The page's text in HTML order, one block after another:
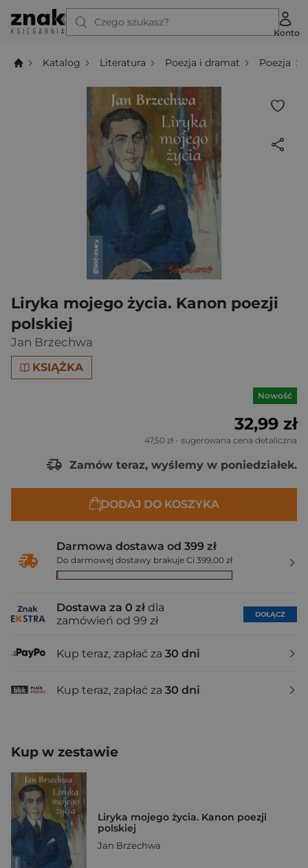
Czego szukasz?
Konto
Katalog Literatura Poezja i dramat Poezja
Liryka mojego życia. Kanon poezji
polskiej
Jan Brzechwa
KSIĄŻKA
Nowość
32,99 zł
47,50 zł - sugerowana cena detaliczna
Zamów teraz, wyślemy w poniedziałek.
DODAJ DO KOSZYKA
Darmowa dostawa od 399 zł
Do darmowej dostawy brakuje Ci 399,00 zł
Dostawa za 0 zł dla
zamówień od 99 zł
DOŁĄCZ
Kup teraz, zapłać za 30 dni
Kup teraz, zapłać za 30 dni
Kup w zestawie
Liryka mojego życia. Kanon poezji
polskiej
Jan Brzechwa